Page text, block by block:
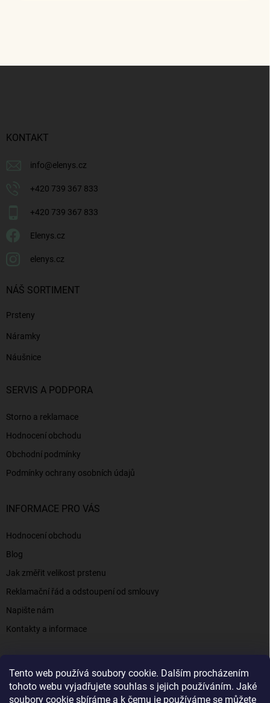
Tento web používá soubory cookie. Dalším procházením
tohoto webu vyjadřujete souhlas s jejich používáním. Jaké
soubory cookie sbíráme a k čemu je používáme se můžete
KONTAKT
info@elenys.cz
+420 739 367 833
+420 739 367 833
Elenys.cz
elenys.cz
NÁŠ SORTIMENT
Prsteny
Náramky
Náušnice
SERVIS A PODPORA
Storno a reklamace
Hodnocení obchodu
Obchodní podmínky
Podmínky ochrany osobních údajů
INFORMACE PRO VÁS
Hodnocení obchodu
Blog
Jak změřit velikost prstenu
Reklamační řád a odstoupení od smlouvy
Napište nám
Kontakty a informace
Elenys.cz - šperky, kterým věříte už od roku 2016